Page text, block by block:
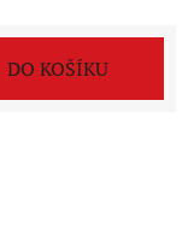
DO KOŠÍKU